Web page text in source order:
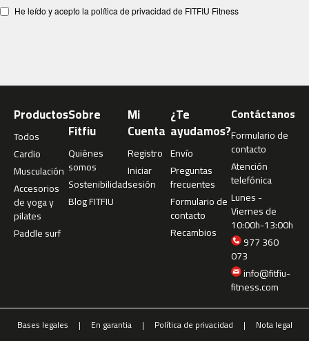
a
1
b
-
2
0
p
l
m
a
He leído y acepto la política de privacidad de FITFIU Fitness
Productos
Todos
Cardio
Musculación
Accesorios
de yoga y
pilates
Paddle surf
Sobre
Fitfiu
Quiénes
somos
Sostenibilidad
Blog FITFIU
Mi
Cuenta
Registro
Iniciar
sesión
¿Te
ayudamos?
Envío
Preguntas
frecuentes
Formulario de
contacto
Recambios
Contáctanos
Formulario de
contacto
Atención
telefónica
Lunes -
Viernes de
10:00h-13:00h
977 360
073
info@fitfiu-
fitness.com
Bases legales En garantia Política de privacidad Nota legal